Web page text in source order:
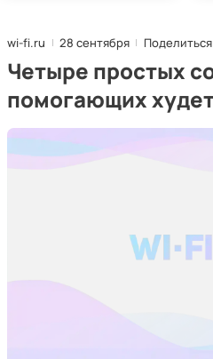
wi-fi.ru 28 сентября Поделиться
Четыре простых
помогающих